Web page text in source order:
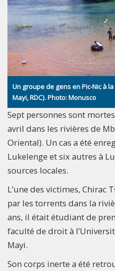
Un groupe de gens en Pic-Nic à
Mayi, RDC). Photo: Monusco
Sept personnes sont
avril dans les rivières de
Oriental). Un cas a été
Lukelenge et six autres à
sources locales.
L’une des victimes, Chirac
par les torrents dans la
ans, il était étudiant de
faculté de droit à
Mayi.
Son corps inerte a été